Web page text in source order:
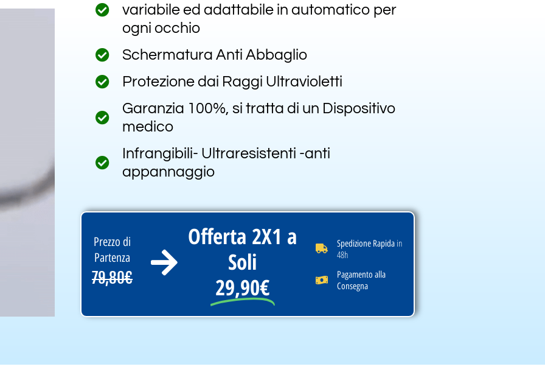
variabile ed adattabile in automatico per
ogni occhio
Schermatura Anti Abbaglio
Protezione dai Raggi Ultravioletti
Garanzia 100%, si tratta di un Dispositivo
medico
Infrangibili- Ultraresistenti -anti
appannaggio
Prezzo di
Partenza
79,80€
Offerta 2X1 a
Soli
29,90€
Spedizione Rapida in
48h
Pagamento alla
Consegna